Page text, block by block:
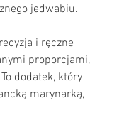
jedwabiu.
i ręczne
proporcjami,
dodatek, który
marynarką,